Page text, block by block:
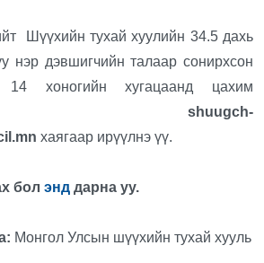
Шүүхийн тухай хуулийн 34.5 дахь
нэр дэвшигчийн талаар сонирхсон
14 хоногийн хугацаанд цахим
shuugch-
хаягаар ирүүлнэ үү.
бол энд дарна уу.
Монгол Улсын шүүхийн тухай хууль